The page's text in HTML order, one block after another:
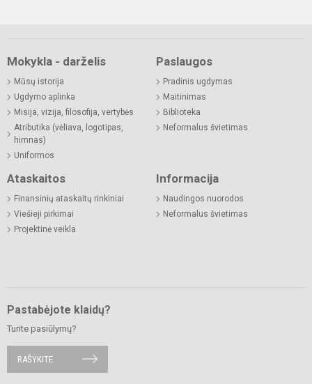
Mokykla - darželis
Mūsų istorija
Ugdymo aplinka
Misija, vizija, filosofija, vertybės
Atributika (vėliava, logotipas,
himnas)
Uniformos
Paslaugos
Pradinis ugdymas
Maitinimas
Biblioteka
Neformalus švietimas
Ataskaitos
Finansinių ataskaitų rinkiniai
Viešieji pirkimai
Projektinė veikla
Informacija
Naudingos nuorodos
Neformalus švietimas
Pastabėjote klaidų?
Turite pasiūlymų?
RAŠYKITE